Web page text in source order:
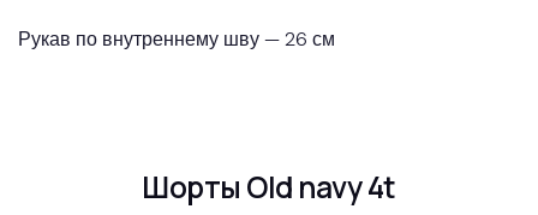
Рукав по внутреннему шву — 26 см
Шорты Old navy 4t